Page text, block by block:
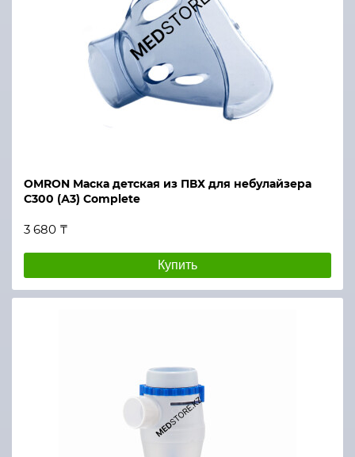
OMRON Маска детская из ПВХ для небулайзера
С300 (А3) Complete
3 680 ₸
Купить